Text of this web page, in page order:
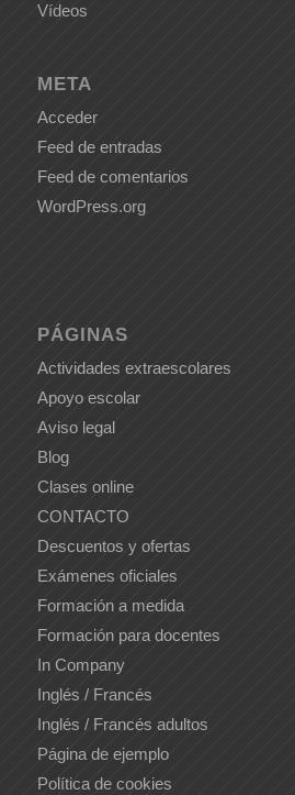
Vídeos
META
Acceder
Feed de entradas
Feed de comentarios
WordPress.org
PÁGINAS
Actividades extraescolares
Apoyo escolar
Aviso legal
Blog
Clases online
CONTACTO
Descuentos y ofertas
Exámenes oficiales
Formación a medida
Formación para docentes
In Company
Inglés / Francés
Inglés / Francés adultos
Página de ejemplo
Política de cookies